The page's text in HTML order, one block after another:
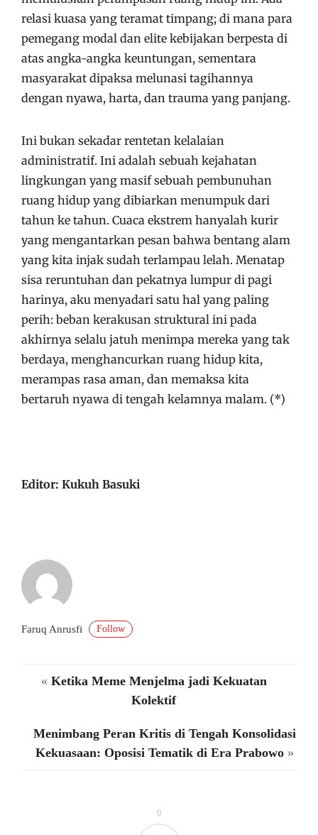
0
relasi kuasa yang teramat timpang; di mana para
pemegang modal dan elite kebijakan berpesta di
atas angka-angka keuntungan, sementara
masyarakat dipaksa melunasi tagihannya
dengan nyawa, harta, dan trauma yang panjang.
Ini bukan sekadar rentetan kelalaian
administratif. Ini adalah sebuah kejahatan
lingkungan yang masif sebuah pembunuhan
ruang hidup yang dibiarkan menumpuk dari
tahun ke tahun. Cuaca ekstrem hanyalah kurir
yang mengantarkan pesan bahwa bentang alam
yang kita injak sudah terlampau lelah. Menatap
sisa reruntuhan dan pekatnya lumpur di pagi
harinya, aku menyadari satu hal yang paling
perih: beban kerakusan struktural ini pada
akhirnya selalu jatuh menimpa mereka yang tak
berdaya, menghancurkan ruang hidup kita,
merampas rasa aman, dan memaksa kita
bertaruh nyawa di tengah kelamnya malam. (*)
Editor: Kukuh Basuki
Faruq Anrusfi Follow
« Ketika Meme Menjelma jadi Kekuatan
Kolektif
Menimbang Peran Kritis di Tengah Konsolidasi
Kekuasaan: Oposisi Tematik di Era Prabowo»